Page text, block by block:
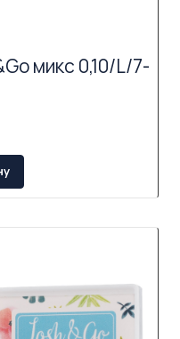
микс 0,10/L/7-